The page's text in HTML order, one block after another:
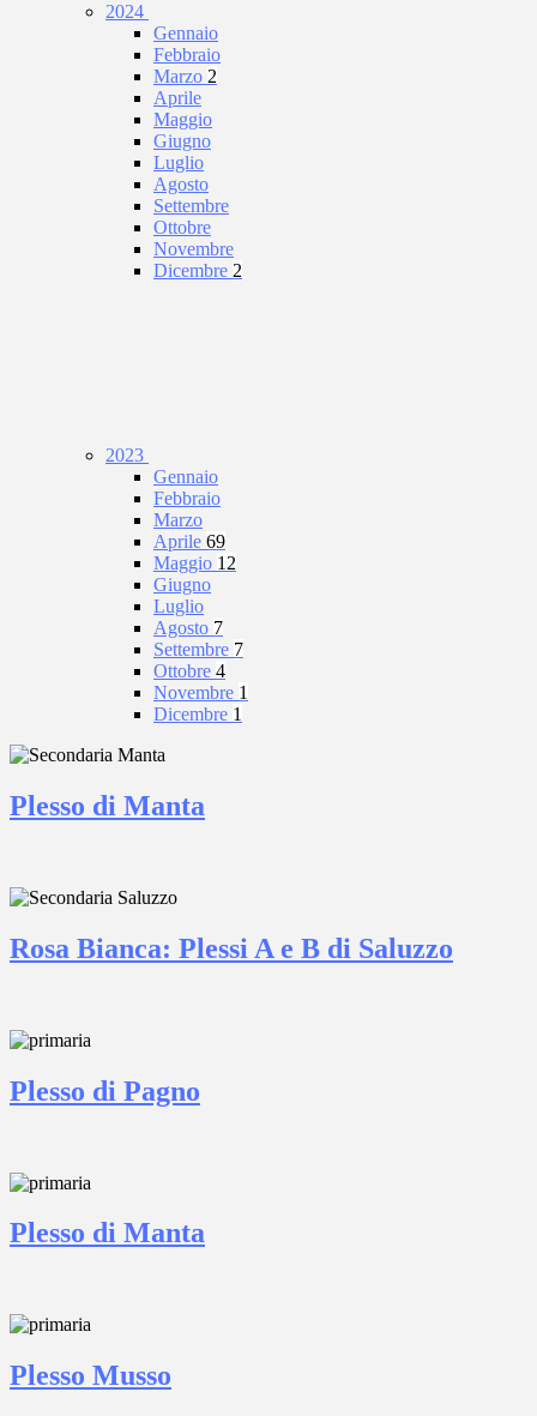
2024
Gennaio
Febbraio
Marzo 2
Aprile
Maggio
Giugno
Luglio
Agosto
Settembre
Ottobre
Novembre
Dicembre 2
2023
Gennaio
Febbraio
Marzo
Aprile 69
Maggio 12
Giugno
Luglio
Agosto 7
Settembre 7
Ottobre 4
Novembre 1
Dicembre 1
Plesso di Manta
Rosa Bianca: Plessi A e B di Saluzzo
Plesso di Pagno
Plesso di Manta
Plesso Musso